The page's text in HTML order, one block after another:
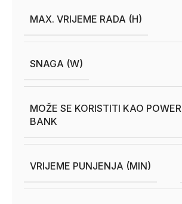
MAX. VRIJEME RADA (H)
SNAGA (W)
MOŽE SE KORISTITI KAO POWER
BANK
VRIJEME PUNJENJA (MIN)